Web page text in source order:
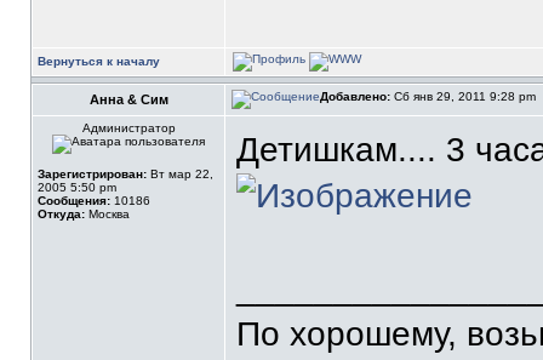
Вернуться к началу
Анна & Сим Добавлено: Сб янв 29, 2011 9:28 pm
Администратор
Зарегистрирован: Вт мар 22,
2005 5:50 pm
Сообщения: 10186
Откуда: Москва
Детишкам.... 3
По хорошему,